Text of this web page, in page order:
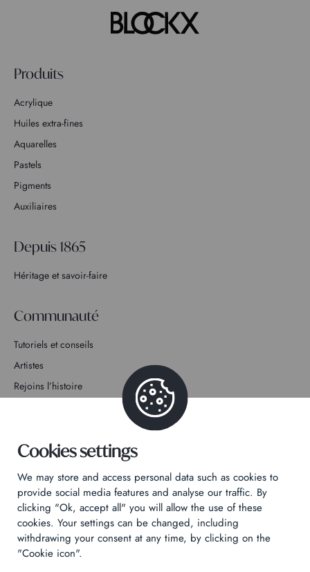
Produits
Acrylique
Huiles extra-fines
Aquarelles
Pastels
Pigments
Auxiliaires
Depuis 1865
Héritage et savoir-faire
Communauté
Tutoriels et conseils
Artistes
Rejoins l’histoire
Politique de confidentialité
Mentions légales
Technical & Legal informations
Cookies settings
We may store and access personal data such as cookies to
provide social media features and analyse our traffic. By
clicking "Ok, accept all" you will allow the use of these
cookies. Your settings can be changed, including
withdrawing your consent at any time, by clicking on the
"Cookie icon".